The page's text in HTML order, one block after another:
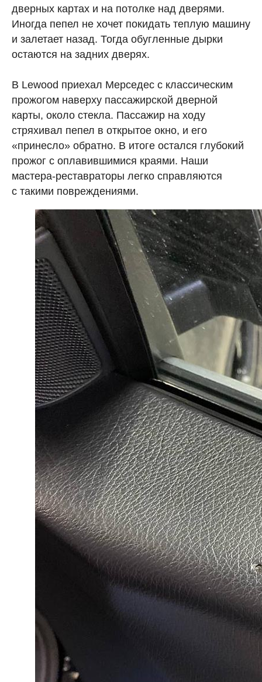
дверных картах и на потолке над дверями.
Иногда пепел не хочет покидать теплую машину
и залетает назад. Тогда обугленные дырки
остаются на задних дверях.
В Lewood приехал Мерседес с классическим
прожогом наверху пассажирской дверной
карты, около стекла. Пассажир на ходу
стряхивал пепел в открытое окно, и его
«принесло» обратно. В итоге остался глубокий
прожог с оплавившимися краями. Наши
мастера-реставраторы легко справляются
с такими повреждениями.